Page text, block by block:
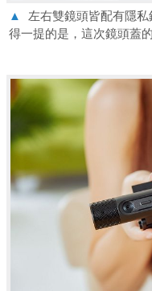
▲
左右雙鏡頭皆配有隱
得一提的是，這次鏡頭蓋